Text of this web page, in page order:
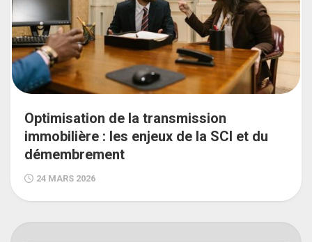
Optimisation de la transmission
immobilière : les enjeux de la SCI et du
démembrement
24 MARS 2026